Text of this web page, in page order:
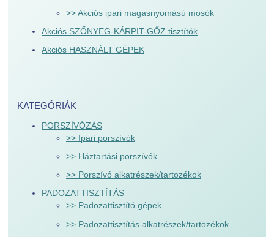
>> Akciós ipari magasnyomású mosók
Akciós SZŐNYEG-KÁRPIT-GŐZ tisztítók
Akciós HASZNÁLT GÉPEK
KATEGÓRIÁK
PORSZÍVÓZÁS
>> Ipari porszívók
>> Háztartási porszívók
>> Porszívó alkatrészek/tartozékok
PADOZATTISZTÍTÁS
>> Padozattisztító gépek
>> Padozattisztítás alkatrészek/tartozékok